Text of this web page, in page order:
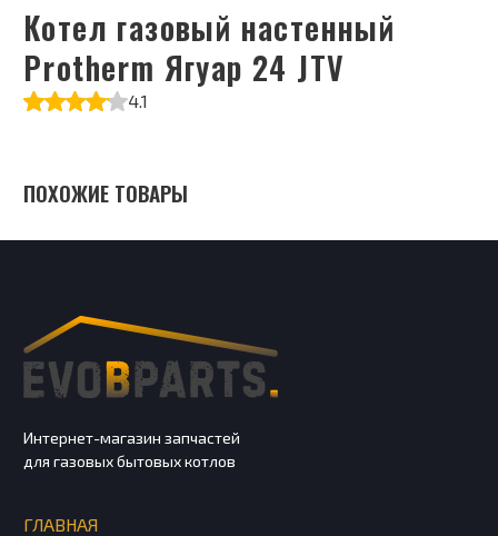
Котел газовый настенный
Protherm Ягуар 24 JTV
4.1
ПОХОЖИЕ ТОВАРЫ
Интернет-магазин запчастей
для газовых бытовых котлов
ГЛАВНАЯ